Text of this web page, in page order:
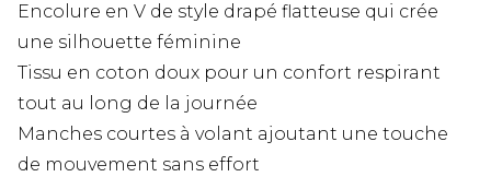
Encolure en V de style drapé flatteuse qui crée
une silhouette féminine
Tissu en coton doux pour un confort respirant
tout au long de la journée
Manches courtes à volant ajoutant une touche
de mouvement sans effort